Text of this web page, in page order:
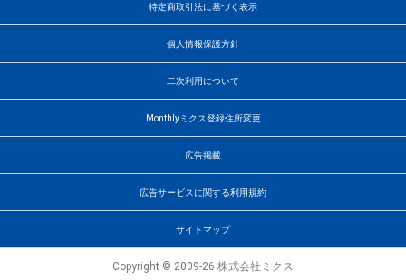
特定商取引法に基づく表示
個人情報保護方針
二次利用について
Monthlyミクス登録住所変更
広告掲載
広告サービスに関する利用規約
サイトマップ
Copyright © 2009-26 株式会社ミクス